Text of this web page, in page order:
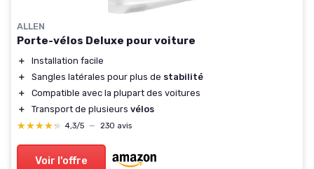
ALLEN
Porte-vélos Deluxe pour voiture
＋
Installation facile
＋
Sangles latérales pour plus de stabilité
＋
Compatible avec la plupart des voitures
＋
Transport de plusieurs vélos
★★★★★
★★★★★ 4,3/5 — 230 avis
Voir l'offre